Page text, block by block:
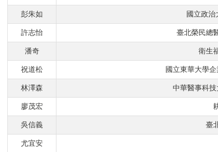
彭朱如 國立政
許志怡 臺北榮民總
潘奇 衛生
祝道松 國立東華大學
林澤森 中華醫事科
廖茂宏
吳信義 臺
尤宜安